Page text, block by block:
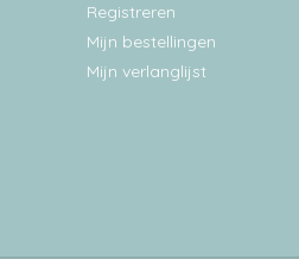
Registreren
Mijn bestellingen
Mijn verlanglijst